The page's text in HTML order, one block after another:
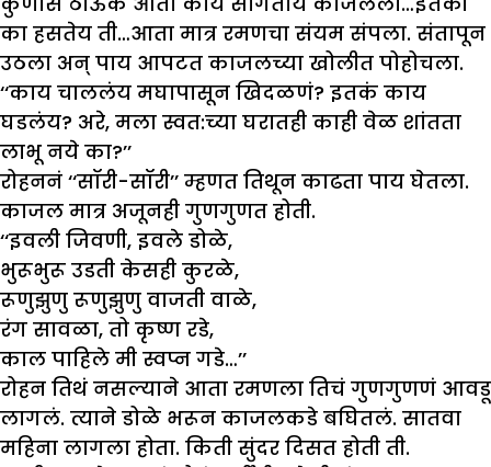
का हसतेय ती…आता मात्र रमणचा संयम संपला. संतापून
उठला अन् पाय आपटत काजलच्या खोलीत पोहोचला.
‘‘काय चाललंय मघापासून खिदळणं? इतकं काय
घडलंय? अरे, मला स्वत:च्या घरातही काही वेळ शांतता
लाभू नये का?’’
रोहननं ‘‘सॉरी-सॉरी’’ म्हणत तिथून काढता पाय घेतला.
काजल मात्र अजूनही गुणगुणत होती.
‘‘इवली जिवणी, इवले डोळे,
भुरूभुरू उडती केसही कुरळे,
रूणुझुणु रूणुझुणु वाजती वाळे,
रंग सावळा, तो कृष्ण रडे,
काल पाहिले मी स्वप्न गडे…’’
रोहन तिथं नसल्याने आता रमणला तिचं गुणगुणणं आवडू
लागलं. त्याने डोळे भरून काजलकडे बघितलं. सातवा
महिना लागला होता. किती सुंदर दिसत होती ती.